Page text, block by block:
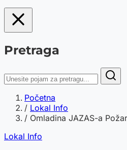
Pretraga
Početna
/ Lokal Info
/ Omladina JAZAS-a
Lokal Info